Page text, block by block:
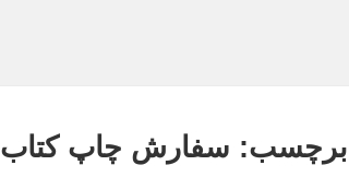
برچسب: سفارش چاپ کتاب